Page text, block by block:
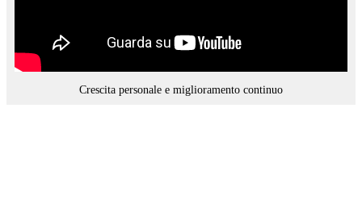
Crescita personale e miglioramento continuo